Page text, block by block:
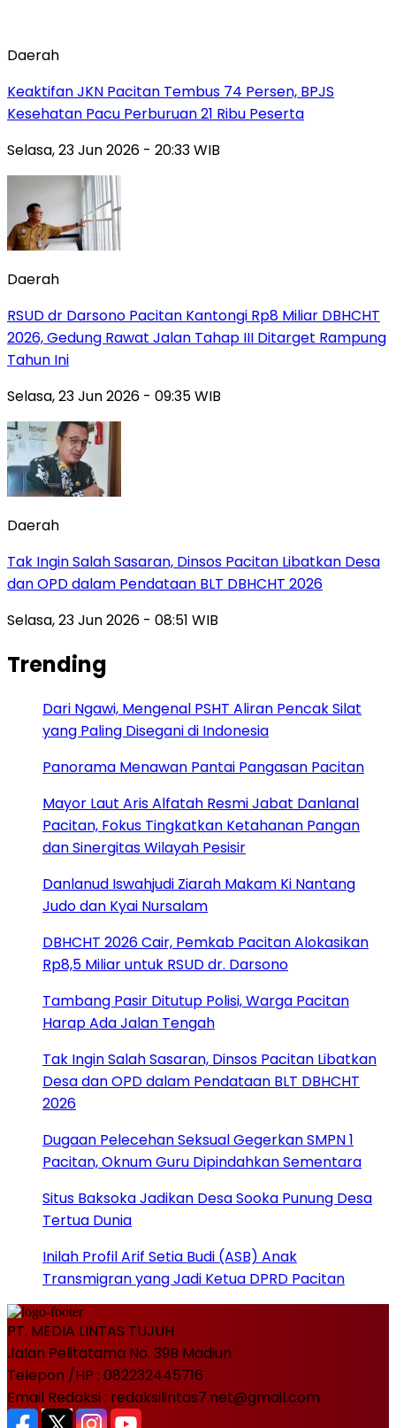
Daerah
Keaktifan JKN Pacitan Tembus 74 Persen, BPJS
Kesehatan Pacu Perburuan 21 Ribu Peserta
Selasa, 23 Jun 2026 - 20:33 WIB
Daerah
RSUD dr Darsono Pacitan Kantongi Rp8 Miliar DBHCHT
2026, Gedung Rawat Jalan Tahap III Ditarget Rampung
Tahun Ini
Selasa, 23 Jun 2026 - 09:35 WIB
Daerah
Tak Ingin Salah Sasaran, Dinsos Pacitan Libatkan Desa
dan OPD dalam Pendataan BLT DBHCHT 2026
Selasa, 23 Jun 2026 - 08:51 WIB
Trending
Dari Ngawi, Mengenal PSHT Aliran Pencak Silat
yang Paling Disegani di Indonesia
Panorama Menawan Pantai Pangasan Pacitan
Mayor Laut Aris Alfatah Resmi Jabat Danlanal
Pacitan, Fokus Tingkatkan Ketahanan Pangan
dan Sinergitas Wilayah Pesisir
Danlanud Iswahjudi Ziarah Makam Ki Nantang
Judo dan Kyai Nursalam
DBHCHT 2026 Cair, Pemkab Pacitan Alokasikan
Rp8,5 Miliar untuk RSUD dr. Darsono
Tambang Pasir Ditutup Polisi, Warga Pacitan
Harap Ada Jalan Tengah
Tak Ingin Salah Sasaran, Dinsos Pacitan Libatkan
Desa dan OPD dalam Pendataan BLT DBHCHT
2026
Dugaan Pelecehan Seksual Gegerkan SMPN 1
Pacitan, Oknum Guru Dipindahkan Sementara
Situs Baksoka Jadikan Desa Sooka Punung Desa
Tertua Dunia
Inilah Profil Arif Setia Budi (ASB) Anak
Transmigran yang Jadi Ketua DPRD Pacitan
PT. MEDIA LINTAS TUJUH
Jalan Pelitatama No. 39B Madiun
Telepon /HP : 082232445716
Email Redaksi : redaksilintas7.net@gmail.com